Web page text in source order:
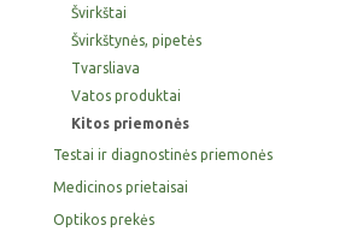
Švirkštai
Švirkštynės, pipetės
Tvarsliava
Vatos produktai
Kitos priemonės
Testai ir diagnostinės priemonės
Medicinos prietaisai
Optikos prekės